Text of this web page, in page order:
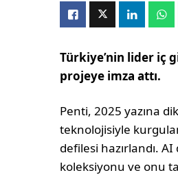
Türkiye’nin lider iç
projeye imza attı.
Penti, 2025 yazına
teknolojisiyle
defilesi hazırlandı.
koleksiyonu ve onu